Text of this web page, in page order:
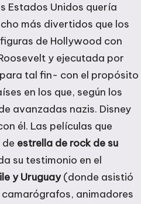
Estados Unidos quería
más divertidos que los
de Hollywood con
y ejecutada por
tal fin- con el propósito
en los que, según los
avanzadas nazis. Disney
él. Las películas que
estrella de rock de su
su testimonio en el
y Uruguay(donde asistió
animadores